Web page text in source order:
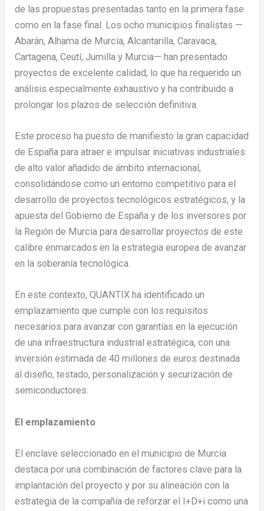
de las propuestas presentadas tanto en la primera fase
como en la fase final. Los ocho municipios finalistas —
Abarán, Alhama de Murcia, Alcantarilla, Caravaca,
Cartagena, Ceutí, Jumilla y Murcia— han presentado
proyectos de excelente calidad, lo que ha requerido un
análisis especialmente exhaustivo y ha contribuido a
prolongar los plazos de selección definitiva.
Este proceso ha puesto de manifiesto la gran capacidad
de España para atraer e impulsar iniciativas industriales
de alto valor añadido de ámbito internacional,
consolidándose como un entorno competitivo para el
desarrollo de proyectos tecnológicos estratégicos, y la
apuesta del Gobierno de España y de los inversores por
la Región de Murcia para desarrollar proyectos de este
calibre enmarcados en la estrategia europea de avanzar
en la soberanía tecnológica.
En este contexto, QUANTIX ha identificado un
emplazamiento que cumple con los requisitos
necesarios para avanzar con garantías en la ejecución
de una infraestructura industrial estratégica, con una
inversión estimada de 40 millonesde euros destinada
al diseño, testado, personalización y securización de
semiconductores.
El emplazamiento
El enclave seleccionado en el municipio de Murcia
destaca por una combinación de factores clave para la
implantación del proyecto y por su alineación con la
estrategia de la compañía de reforzar el I+D+i como una